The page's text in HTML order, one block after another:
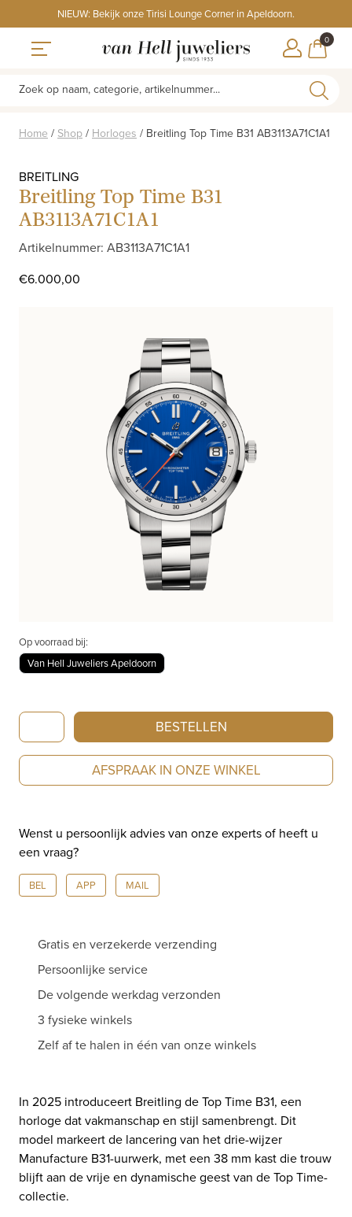
to
content
NIEUW: Bekijk onze Tirisi Lounge Corner in Apeldoorn.
0
Zoek op naam, categorie, artikelnummer...
Home / Shop / Horloges / Breitling Top Time B31 AB3113A71C1A1
BREITLING
Breitling Top Time B31
AB3113A71C1A1
Artikelnummer: AB3113A71C1A1
€6.000,00
Op voorraad bij:
Van Hell Juweliers Apeldoorn
Breitling
Top
Time
BESTELLEN
AFSPRAAK IN ONZE WINKEL
Wenst u persoonlijk advies van onze experts of heeft u
een vraag?
BEL APP MAIL
Gratis en verzekerde verzending
Persoonlijke service
De volgende werkdag verzonden
3 fysieke winkels
Zelf af te halen in één van onze winkels
In 2025 introduceert Breitling de Top Time B31, een
horloge dat vakmanschap en stijl samenbrengt. Dit
model markeert de lancering van het drie-wijzer
Manufacture B31-uurwerk, met een 38 mm kast die trouw
blijft aan de vrije en dynamische geest van de Top Time-
collectie.